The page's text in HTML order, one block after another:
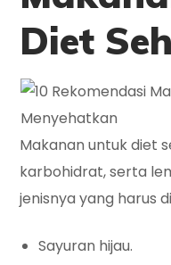
Diet
Makanan untuk diet
karbohidrat, serta
jenisnya yang harus
Sayuran hijau.